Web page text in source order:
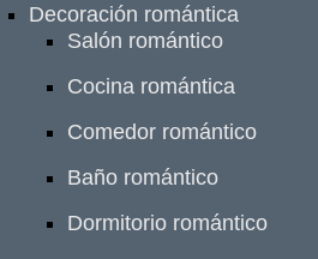
Decoración romántica
Salón romántico
Cocina romántica
Comedor romántico
Baño romántico
Dormitorio romántico